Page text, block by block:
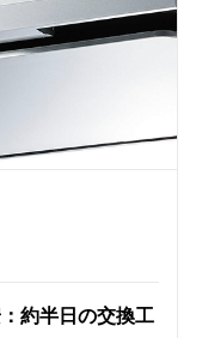
約半日の交換工